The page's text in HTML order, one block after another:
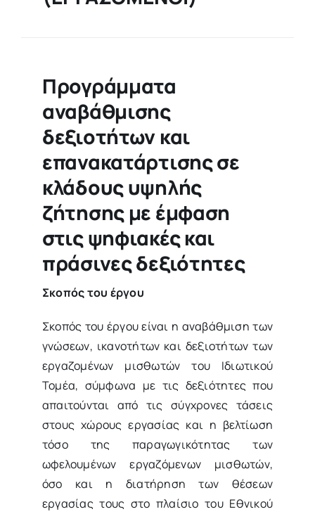
Προγράμματα
αναβάθμισης
δεξιοτήτων και
επανακατάρτισης σε
κλάδους υψηλής
ζήτησης με έμφαση
στις ψηφιακές και
πράσινες δεξιότητες
Σκοπός του έργου
Σκοπός του έργου είναι η αναβάθμιση των
γνώσεων, ικανοτήτων και δεξιοτήτων των
εργαζομένων μισθωτών του Ιδιωτικού
Τομέα, σύμφωνα με τις δεξιότητες που
απαιτούνται από τις σύγχρονες τάσεις
στους χώρους εργασίας και η βελτίωση
τόσο της παραγωγικότητας των
ωφελουμένων εργαζόμενων μισθωτών,
όσο και η διατήρηση των θέσεων
εργασίας τους στο πλαίσιο του Εθνικού